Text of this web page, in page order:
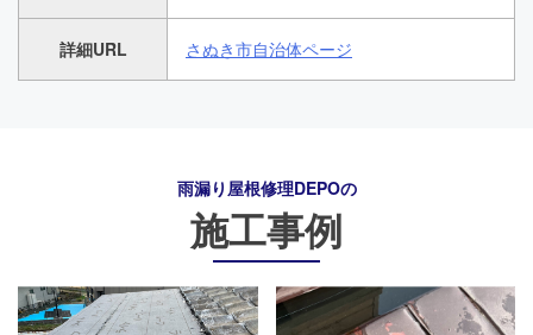
詳細URL さぬき市自治体ページ
雨漏り屋根修理DEPOの
施工事例